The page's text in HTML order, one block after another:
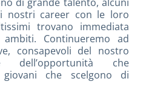
nostri career con le loro
trovano immediata
Continueremo ad
consapevoli del nostro
che
che scelgono di